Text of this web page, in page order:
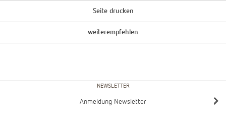
Seite drucken
weiterempfehlen
NEWSLETTER
Anmeldung Newsletter